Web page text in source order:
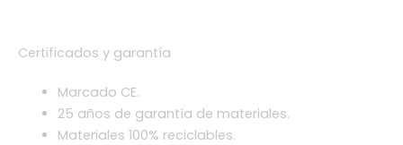
Certificados y garantía
Marcado CE.
25 años de garantía de materiales.
Materiales 100% reciclables.